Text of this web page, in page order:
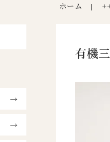
ホーム |
有機